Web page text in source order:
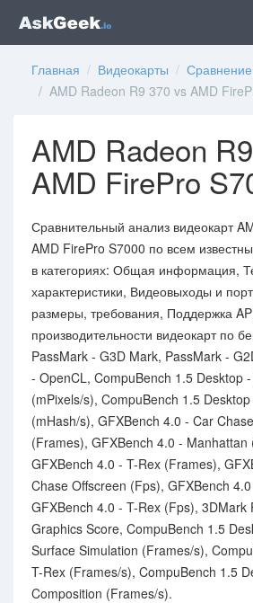
Главная / Видеокарты /
/ AMD Radeon R9 370 vs AMD
AMD Radeon
AMD FirePro
Сравнительный анализ видеокарт
AMD FirePro S7000 по всем
в категориях: Общая информация,
характеристики, Видеовыходы и
размеры, требования, Поддержка
производительности видеокарт по
PassMark - G3D Mark, PassMark -
- OpenCL, CompuBench 1.5 Desktop
(mPixels/s), CompuBench 1.5
(mHash/s), GFXBench 4.0 - Car
(Frames), GFXBench 4.0 - Manhattan
GFXBench 4.0 - T-Rex (Frames),
Chase Offscreen (Fps), GFXBench
GFXBench 4.0 - T-Rex (Fps), 3DMark
Graphics Score, CompuBench 1.5
Surface Simulation (Frames/s),
T-Rex (Frames/s), CompuBench 1.5
Composition (Frames/s).